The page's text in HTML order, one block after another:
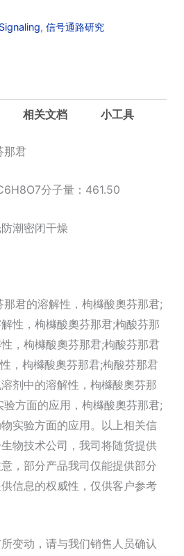
, 信号通路研究
相关文档 小工具
那君
分子量：461.50
潮密闭干燥
君的溶解性，枸櫞酸奧芬那君;
性，枸櫞酸奧芬那君;枸酸芬那
，枸櫞酸奧芬那君;枸酸芬那君
，枸櫞酸奧芬那君;枸酸芬那君
剂中的溶解性，枸櫞酸奧芬那
方面的应用，枸櫞酸奧芬那君;
实验方面的应用。以上相关信
物技术公司，我司将随货提供
，部分产品我司仅能提供部分
信息的权威性，仅供客户参考
变动，请与我们销售人员确认